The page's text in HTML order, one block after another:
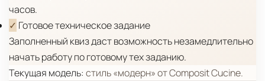
дней. Для Московской области сроки зависят
от удалённости объекта и варьируются от 5 до
10 рабочих дней. Возможна срочная доставка
при наличии свободных логистических
часов.
✓ Готовое техническое задание
Заполненный квиз даст возможность незамедлительно
начать работу по готовому тех заданию.
Текущая модель: стиль «модерн» от Composit Cucine.